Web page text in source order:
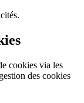
cookies via les
des cookies